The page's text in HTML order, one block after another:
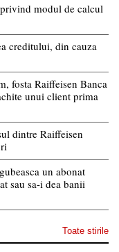
modul de calcul
creditului, din cauza
fosta Raiffeisen Banca
unui client prima
dintre Raiffeisen
un abonat
sau sa-i dea banii
Toate stirile